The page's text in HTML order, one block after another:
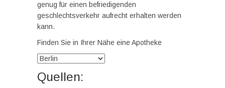
genug für einen befriedigenden
geschlechtsverkehr aufrecht erhalten werden
kann.
Finden Sie in Ihrer Nähe eine Apotheke
Quellen: